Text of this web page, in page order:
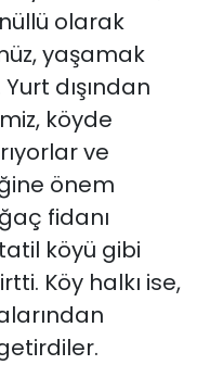
olarak
yaşamak
dışından
köyde
ve
önem
fidanı
köyü gibi
Köy halkı ise,